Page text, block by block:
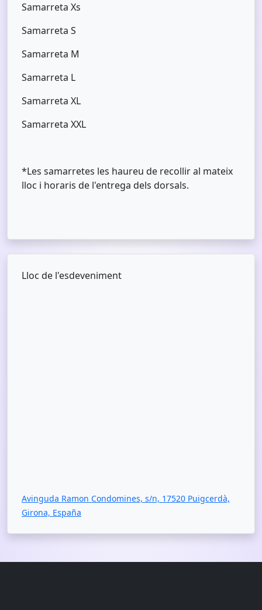
Samarreta Xs
Samarreta S
Samarreta M
Samarreta L
Samarreta XL
Samarreta XXL
*Les samarretes les haureu de recollir al mateix
lloc i horaris de l'entrega dels dorsals.
Lloc de l'esdeveniment
Avinguda Ramon Condomines, s/n, 17520 Puigcerdà,
Girona, España